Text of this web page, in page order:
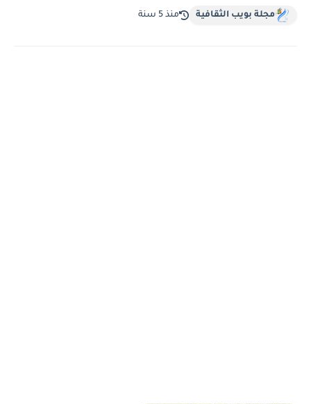
مجلة بويب الثقافية منذ 5 سنة